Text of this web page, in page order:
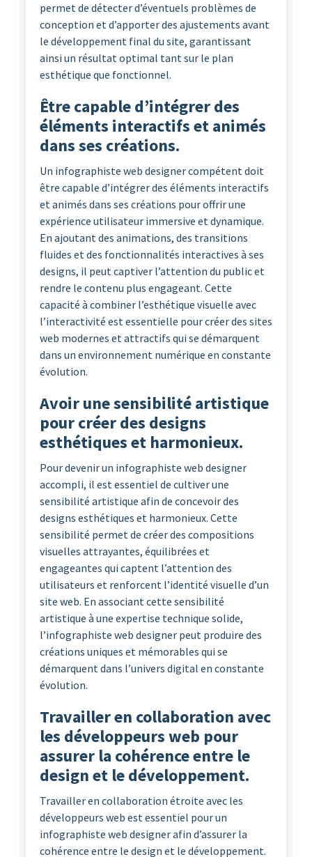
permet de détecter d’éventuels problèmes de
conception et d’apporter des ajustements avant
le développement final du site, garantissant
ainsi un résultat optimal tant sur le plan
esthétique que fonctionnel.
Être capable d’intégrer des
éléments interactifs et animés
dans ses créations.
Un infographiste web designer compétent doit
être capable d’intégrer des éléments interactifs
et animés dans ses créations pour offrir une
expérience utilisateur immersive et dynamique.
En ajoutant des animations, des transitions
fluides et des fonctionnalités interactives à ses
designs, il peut captiver l’attention du public et
rendre le contenu plus engageant. Cette
capacité à combiner l’esthétique visuelle avec
l’interactivité est essentielle pour créer des sites
web modernes et attractifs qui se démarquent
dans un environnement numérique en constante
évolution.
Avoir une sensibilité artistique
pour créer des designs
esthétiques et harmonieux.
Pour devenir un infographiste web designer
accompli, il est essentiel de cultiver une
sensibilité artistique afin de concevoir des
designs esthétiques et harmonieux. Cette
sensibilité permet de créer des compositions
visuelles attrayantes, équilibrées et
engageantes qui captent l’attention des
utilisateurs et renforcent l’identité visuelle d’un
site web. En associant cette sensibilité
artistique à une expertise technique solide,
l’infographiste web designer peut produire des
créations uniques et mémorables qui se
démarquent dans l’univers digital en constante
évolution.
Travailler en collaboration avec
les développeurs web pour
assurer la cohérence entre le
design et le développement.
Travailler en collaboration étroite avec les
développeurs web est essentiel pour un
infographiste web designer afin d’assurer la
cohérence entre le design et le développement.